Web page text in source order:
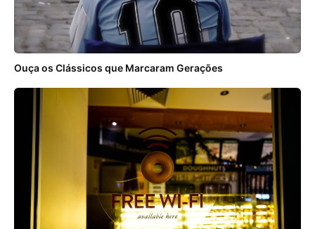
Ouça os Clássicos que Marcaram Gerações